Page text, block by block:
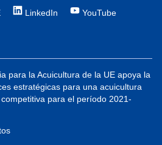
LinkedIn YouTube
para la Acuicultura de la UE apoya la
estratégicas para una acuicultura
para el período 2021-